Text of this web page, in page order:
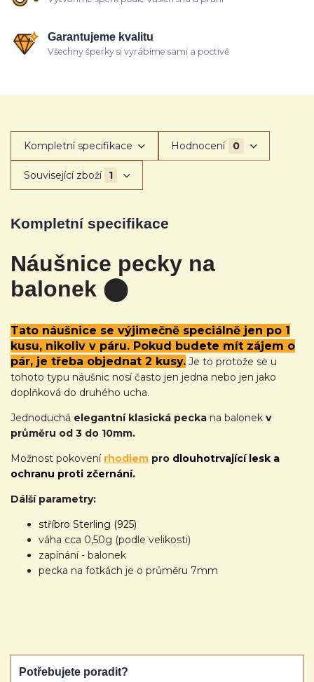
Garantujeme kvalitu
Všechny šperky si vyrábíme sami a poctivě
Kompletní specifikace Hodnocení 0
Související zboží 1
Kompletní specifikace
Náušnice pecky na
balonek ⬤
Tato náušnice se výjimečně speciálně jen po 1
kusu, nikoliv v páru. Pokud budete mít zájem o
pár, je třeba objednat 2 kusy. Je to protože se u
tohoto typu náušnic nosí často jen jedna nebo jen jako
doplňková do druhého ucha.
Jednoduchá elegantní klasická pecka na balonek v
průměru od 3 do 10mm.
Možnost pokovení rhodiem pro dlouhotrvající lesk a
ochranu proti zčernání.
Dálší parametry:
stříbro Sterling (925)
váha cca 0,50g (podle velikosti)
zapínání - balonek
pecka na fotkách je o průměru 7mm
Potřebujete poradit?